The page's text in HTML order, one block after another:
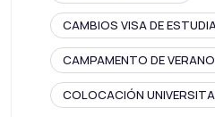
CAMBIOS VISA DE
CAMPAMENTO DE VERANO
COLOCACIÓN